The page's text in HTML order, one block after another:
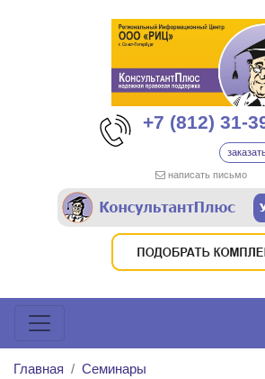
+7 (812) 31-
написать письмо
Главная
Семинары